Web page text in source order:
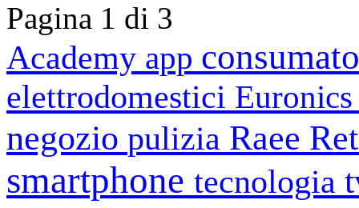
Pagina 1 di 3
Academy app
elettrodomestici
negozio pulizia Raee
smartphone tecnologia